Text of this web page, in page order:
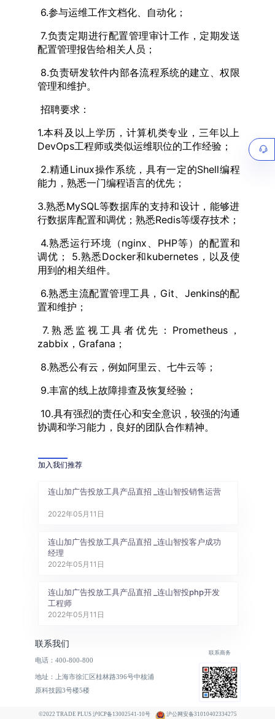
6.参与运维工作文档化、自动化；
7.负责定期进行配置管理审计工作，定期发送
配置管理报告给相关人员；
8.负责研发软件内部各流程系统的建立、权限
管理和维护。
招聘要求：
1.本科及以上学历，计算机类专业，三年以上
DevOps工程师或类似运维职位的工作经验；
2.精通Linux操作系统，具有一定的Shell编程
能力，熟悉一门编程语言的优先；
3.熟悉MySQL等数据库的支持和设计，能够进
行数据库配置和调优；熟悉Redis等缓存技术；
4.熟悉运行环境（nginx、PHP等）的配置和
调优； 5.熟悉Docker和kubernetes，以及使
用到的相关组件。
6.熟悉主流配置管理工具，Git、Jenkins的配
置和维护；
7.熟悉监视工具者优先：Prometheus，
zabbix，Grafana；
8.熟悉公有云，例如阿里云、七牛云等；
9.丰富的线上故障排查及恢复经验；
10.具有强烈的责任心和安全意识，较强的沟通
协调和学习能力，良好的团队合作精神。
加入我们推荐
连山加广告投放工具产品直招 _连山智投销售运营
2022年05月11日
连山加广告投放工具产品直招 _连山智投客户成功
经理
2022年05月11日
连山加广告投放工具产品直招 _连山智投php开发
工程师
2022年05月11日
联系我们
电话：400-800-800
地址：上海市徐汇区桂林路396号中核浦
原科技园3号楼5楼
联系商务
©2022 TRADE PLUS 沪ICP备13002541-10号 沪公网安备31010402334275